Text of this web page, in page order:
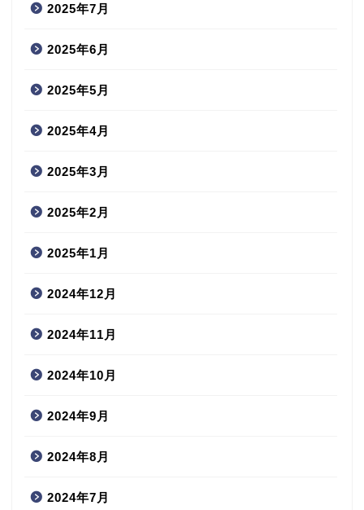
2025年7月
2025年6月
2025年5月
2025年4月
2025年3月
2025年2月
2025年1月
2024年12月
2024年11月
2024年10月
2024年9月
2024年8月
2024年7月